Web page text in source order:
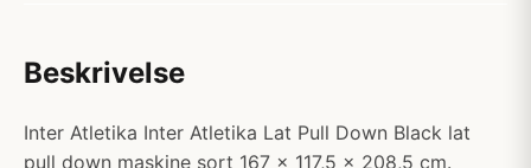
Beskrivelse
Inter Atletika Inter Atletika Lat Pull Down Black lat
pull down maskine sort 167 x 117,5 x 208,5 cm.